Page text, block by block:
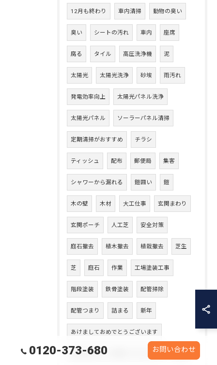
12月も終わり 車内清掃 動物の臭い
臭い シートの汚れ 車内 座席
腐る タイル 高圧洗浄機 泥
太陽光 太陽光洗浄 砂埃 雨汚れ
発電効率向上 太陽光パネル洗浄
太陽光パネル ソーラーパネル清掃
定期清掃がおすすめ チラシ
ティッシュ 配布 郵便局 集客
シャワーから漏れる 鎧囲い 鎧
木の壁 木材 大工仕事 玄関まわり
玄関ポーチ 人工芝 安全対策
庭石撤去 植木撤去 植栽撤去 芝生
芝 庭石 作業 工場塗装工事
階段塗装 鉄骨塗装 配管掃除
配管つまり 詰まる 新年
あけましておめでとうございます
本年もよろしくお願いいたします。 本年
0120-373-680 お問い合わせ